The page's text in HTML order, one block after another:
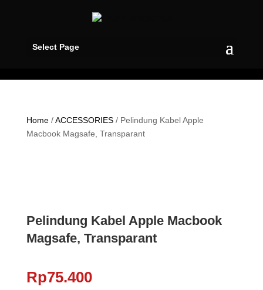
Select Page
Home/ACCESSORIES/ Pelindung Kabel Apple
Macbook Magsafe, Transparant
Pelindung Kabel Apple Macbook
Magsafe, Transparant
Rp75.400